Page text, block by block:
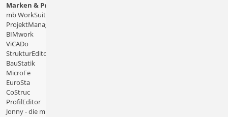
Marken & Produkte
mb WorkSuite
ProjektManager
BIMwork
ViCADo
StrukturEditor
BauStatik
MicroFe
EuroSta
CoStruc
ProfilEditor
Jonny - die mb-App